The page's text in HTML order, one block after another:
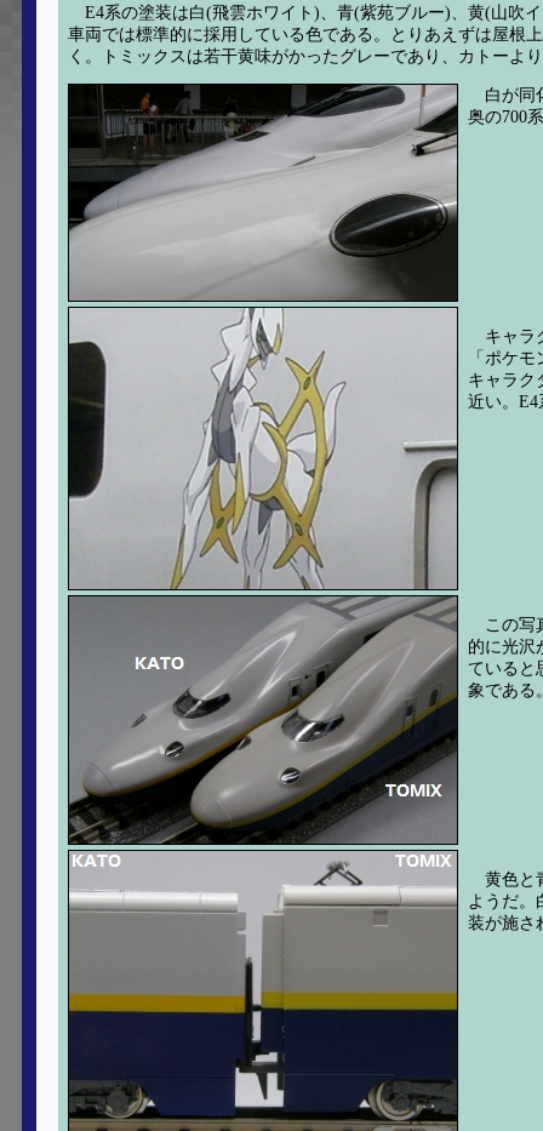
E4系の塗装は白(飛雲ホワイト)、青(紫苑ブルー)、黄(山吹
車両では標準的に採用している色である。とりあえずは屋根
く。トミックスは若干黄味がかったグレーであり、カトーよ
白が同
奥の700
キャラ
「ポケ
キャラク
近い。
この写
的に光沢
ていると
象である
黄色と
ようだ。
装が施さ